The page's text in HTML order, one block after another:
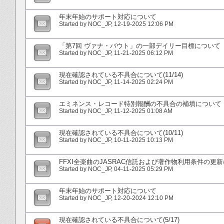
年末年始のサポート対応について
Started by NOC_JP‎, 12-19-2025 12:06 PM
「第7回 ヴァナ・バウト」の一部デイリー目標について
Started by NOC_JP‎, 11-21-2025 06:12 PM
現在確認されている不具合について(11/14)
Started by NOC_JP‎, 11-14-2025 02:24 PM
エミネンス・レコード特別報酬の不具合の補填について
Started by NOC_JP‎, 11-12-2025 01:08 AM
現在確認されている不具合について(10/11)
Started by NOC_JP‎, 10-11-2025 10:13 PM
FFXI全楽曲のJASRAC信託および著作物利用条件の更
Started by NOC_JP‎, 04-11-2025 05:29 PM
年末年始のサポート対応について
Started by NOC_JP‎, 12-20-2024 12:10 PM
現在確認されている不具合について(5/17)